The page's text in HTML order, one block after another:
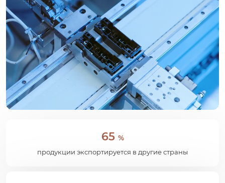
65 %
продукции экспортируется в другие страны